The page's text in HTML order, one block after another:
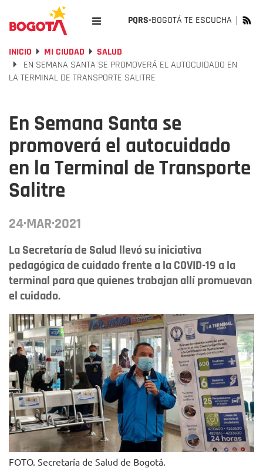
PQRS-BOGOTÁ TE ESCUCHA
INICIO MI CIUDAD
SALUD
EN SEMANA SANTA SE PROMOVERÁ EL AUTOCUIDADO EN
LA TERMINAL DE TRANSPORTE SALITRE
En Semana Santa se
promoverá el autocuidado
en la Terminal de Transporte
Salitre
24·MAR·2021
La Secretaría de Salud llevó su iniciativa
pedagógica de cuidado frente a la COVID-19 a la
terminal para que quienes trabajan allí promuevan
el cuidado.
FOTO. Secretaría de Salud de Bogotá.